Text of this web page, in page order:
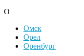
О
Омск
Орел
Оренбург